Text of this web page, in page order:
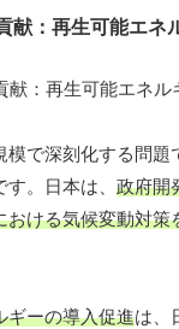
献：再生可能エネ
模で深刻化する問題
。日本は、 政府開
おける気候変動対策
ギーの導入促進は、